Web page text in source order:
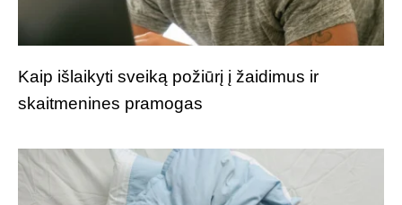
Kaip išlaikyti sveiką požiūrį į žaidimus ir
skaitmenines pramogas